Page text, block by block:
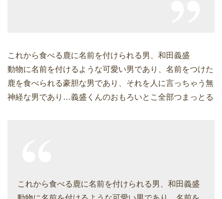
これから食べる鹿に名前を付けられる男、和田義盛
動物に名前を付けるような可愛い男であり、名前をつけた
鹿を食べられる豪胆な男であり、それを人に言っちゃう無
神経な男であり…義盛くんのおもろいとこ全部つまっとる
これから食べる鹿に名前を付けられる男、和田義盛